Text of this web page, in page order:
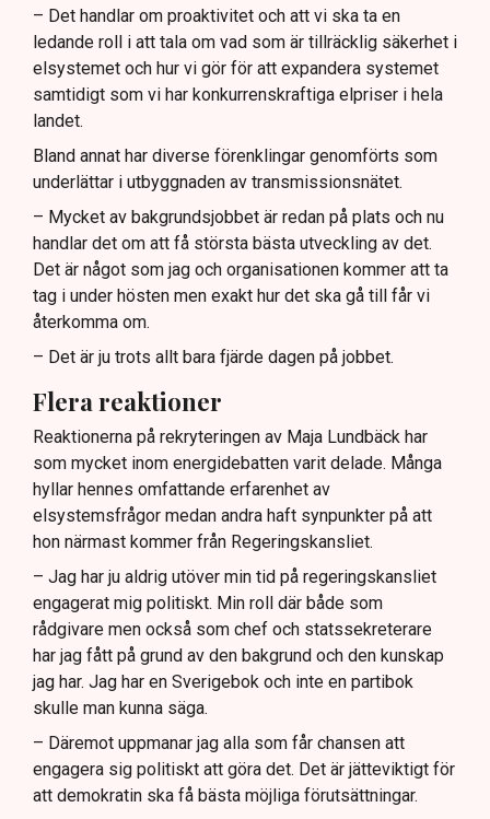
– Det handlar om proaktivitet och att vi ska ta en
ledande roll i att tala om vad som är tillräcklig säkerhet i
elsystemet och hur vi gör för att expandera systemet
samtidigt som vi har konkurrenskraftiga elpriser i hela
landet.
Bland annat har diverse förenklingar genomförts som
underlättar i utbyggnaden av transmissionsnätet.
– Mycket av bakgrundsjobbet är redan på plats och nu
handlar det om att få största bästa utveckling av det.
Det är något som jag och organisationen kommer att ta
tag i under hösten men exakt hur det ska gå till får vi
återkomma om.
– Det är ju trots allt bara fjärde dagen på jobbet.
Flera reaktioner
Reaktionerna på rekryteringen av Maja Lundbäck har
som mycket inom energidebatten varit delade. Många
hyllar hennes omfattande erfarenhet av
elsystemsfrågor medan andra haft synpunkter på att
hon närmast kommer från Regeringskansliet.
– Jag har ju aldrig utöver min tid på regeringskansliet
engagerat mig politiskt. Min roll där både som
rådgivare men också som chef och statssekreterare
har jag fått på grund av den bakgrund och den kunskap
jag har. Jag har en Sverigebok och inte en partibok
skulle man kunna säga.
– Däremot uppmanar jag alla som får chansen att
engagera sig politiskt att göra det. Det är jätteviktigt för
att demokratin ska få bästa möjliga förutsättningar.